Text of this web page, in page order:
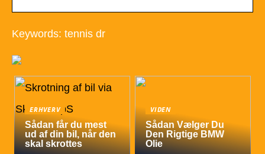
Keywords: tennis dr
ERHVERV
Sådan får du mest
ud af din bil, når den
skal skrottes
VIDEN
Sådan Vælger Du
Den Rigtige BMW
Olie